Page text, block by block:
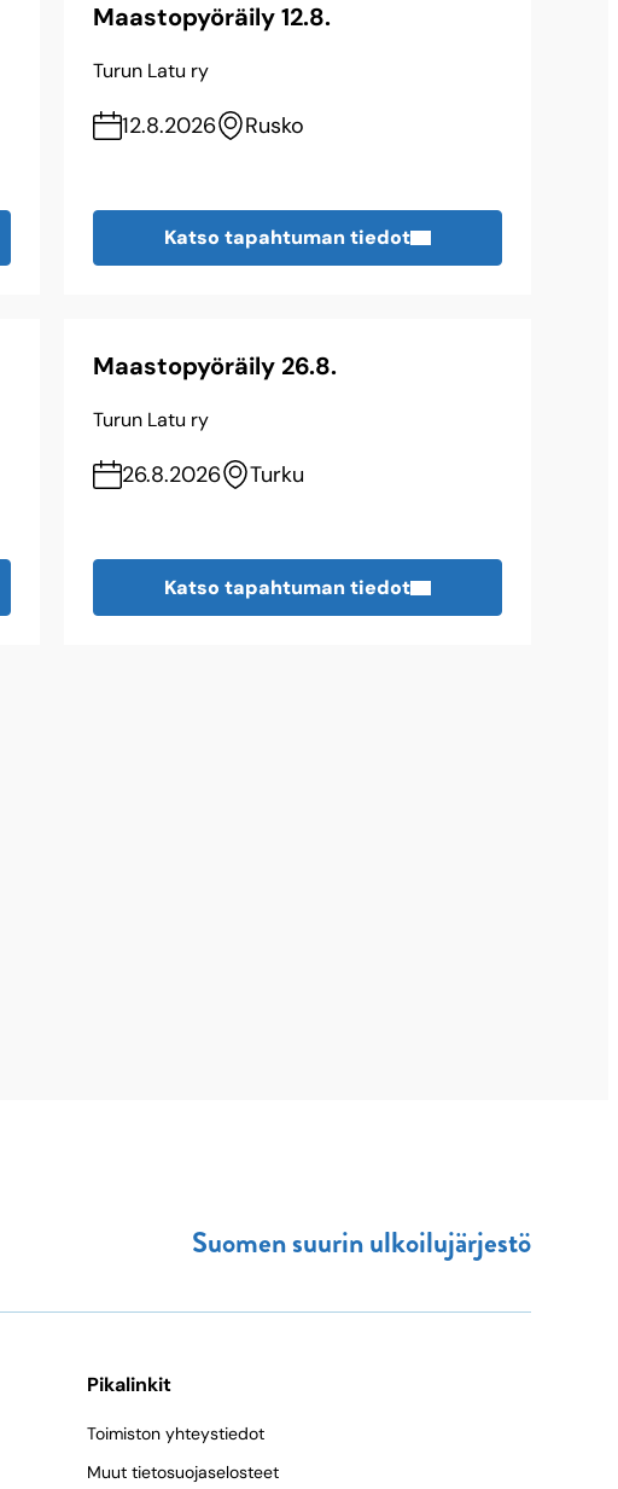
Maastopyöräily 12.8.
Turun Latu ry
12.8.2026 Rusko
Katso tapahtuman tiedot
Maastopyöräily 26.8.
Turun Latu ry
26.8.2026 Turku
Katso tapahtuman tiedot
Suomen suurin ulkoilujärjestö
Pikalinkit
Toimiston yhteystiedot
Muut tietosuojaselosteet